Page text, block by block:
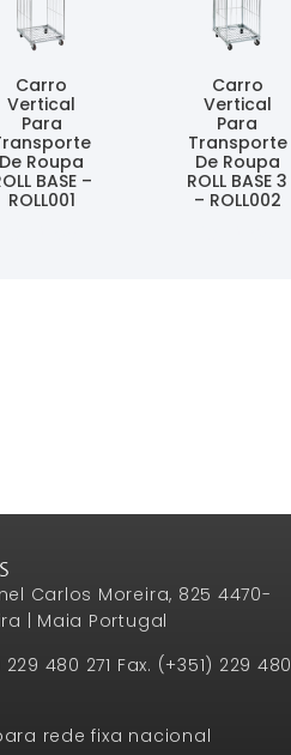
Carro
Vertical
Para
De Roupa
BASE –
ROLL001
Carro
Vertical
Para
Transporte
De Roupa
ROLL BASE 3
– ROLL002
Carlos Moreira, 825 4470-
| Maia Portugal
229 480 271 Fax. (+351) 229 480
rede fixa nacional